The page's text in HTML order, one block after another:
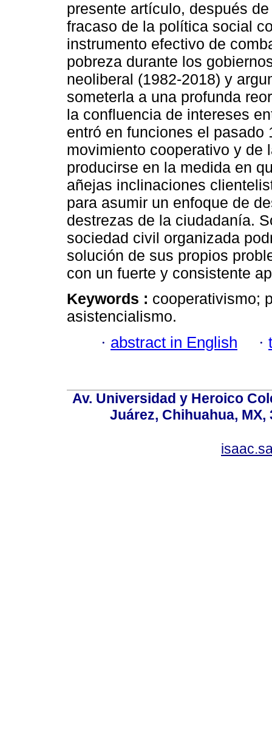
presente artículo, después
fracaso de la política social
instrumento efectivo de
pobreza durante los
neoliberal (1982-2018) y
someterla a una profunda
la confluencia de intereses
entró en funciones el
movimiento cooperativo y de
producirse en la medida en
añejas inclinaciones
para asumir un enfoque de
destrezas de la ciudadanía.
sociedad civil organizada
solución de sus propios
con un fuerte y consistente
Keywords : cooperativismo;
asistencialismo.
· abstract in English ·
Av. Universidad y Heroico
Juárez, Chihuahua, MX,